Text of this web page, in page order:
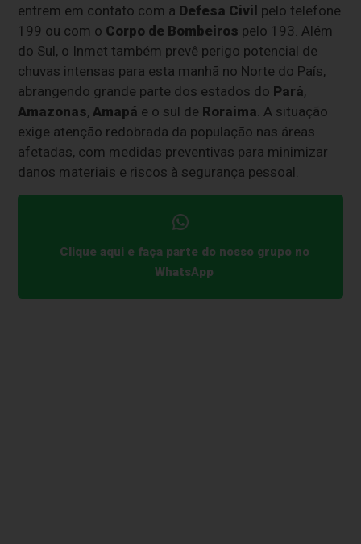
entrem em contato com a Defesa Civil pelo telefone
199 ou com o Corpo de Bombeiros pelo 193. Além
do Sul, o Inmet também prevê perigo potencial de
chuvas intensas para esta manhã no Norte do País,
abrangendo grande parte dos estados do Pará,
Amazonas,Amapá e o sul de Roraima. A situação
exige atenção redobrada da população nas áreas
afetadas, com medidas preventivas para minimizar
danos materiais e riscos à segurança pessoal.
Clique aqui e faça parte do nosso grupo no
WhatsApp